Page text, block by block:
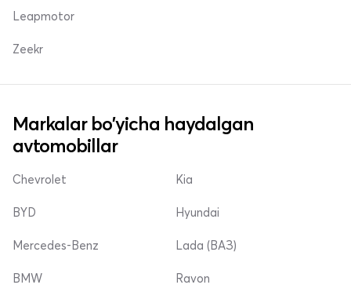
Leapmotor
Zeekr
Markalar bo'yicha haydalgan
avtomobillar
Chevrolet
BYD
Mercedes-Benz
Kia
Hyundai
Lada (ВАЗ)
BMW Ravon